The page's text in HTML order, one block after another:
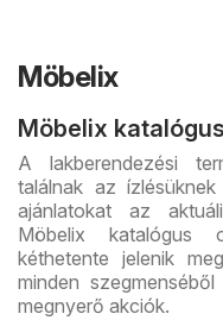
Möbelix
Möbelix
A lakberendezési
találnak az
ajánlatokat az
Möbelix katalógus
kéthetente jelenik
minden
megnyerő akciók.